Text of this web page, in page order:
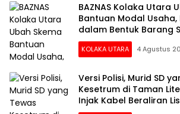
BAZNAS Kolaka Utara
Bantuan Modal Usaha,
dalam Bentuk Barang
Juta
KOLAKA UTARA 4 Agustus
Versi Polisi, Murid SD
Kesetrum di Taman
Injak Kabel Beraliran